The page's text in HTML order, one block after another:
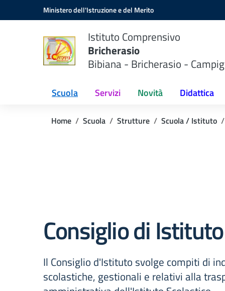
Vai ai contenuti
Vai al menu di navigazioneMinistero dell'Istruzione e del Merito
Istituto Comprensivo
Bricherasio
Bibiana - Bricherasio -
Scuola Servizi Novità Didattica
Home Scuola Strutture Scuola / Istituto
Consiglio di Istituto
Il Consiglio d'Istituto svolge compiti di
scolastiche, gestionali e relativi alla